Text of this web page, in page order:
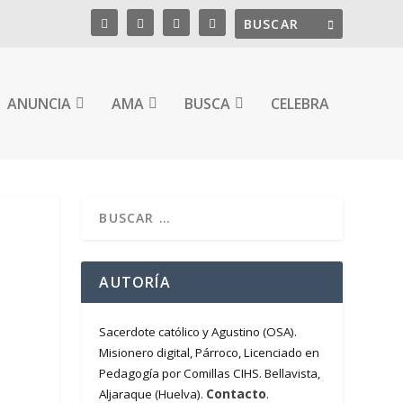
ANUNCIA AMA BUSCA CELEBRA
AUTORÍA
Sacerdote católico y Agustino (OSA).
Misionero digital, Párroco, Licenciado en
Pedagogía por Comillas CIHS. Bellavista,
Aljaraque (Huelva). Contacto.